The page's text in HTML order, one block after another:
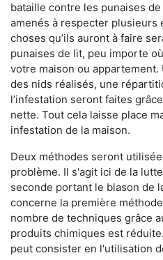
bataille contre les punaises
amenés à respecter plusieurs
choses qu’ils auront à faire
punaises de lit, peu importe
votre maison ou
des nids réalisés, une
l’infestation seront faites
nette. Tout cela laisse place
infestation de la maison.
Deux méthodes seront
problème. Il s'agit ici de la
seconde portant le blason de
concerne la première
nombre de techniques grâce
produits chimiques est
peut consister en l'utilisation